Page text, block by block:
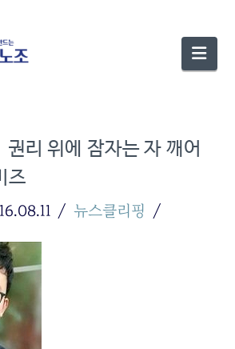
리 위에 잠자는 자 깨어
즈
뉴스클리핑